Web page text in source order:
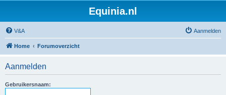
Equinia.nl
V&A Aanmelden
Home Forumoverzicht
Aanmelden
Gebruikersnaam: